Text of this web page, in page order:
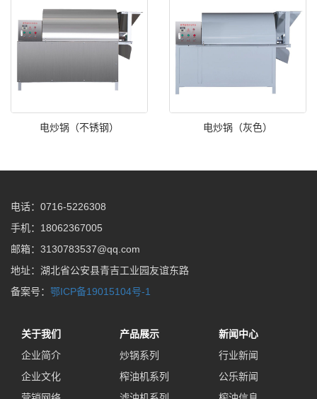
电炒锅（不锈钢） 电炒锅（灰色）
电话：0716-5226308
手机：18062367005
邮箱：3130783537@qq.com
地址：湖北省公安县青吉工业园友谊东路
备案号： 鄂ICP备19015104号-1
关于我们
企业简介
企业文化
产品展示
炒锅系列
榨油机系列
新闻中心
行业新闻
公乐新闻